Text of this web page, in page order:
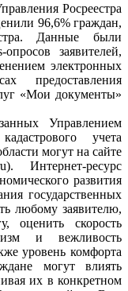
Росреестра
96,6% граждан,
Данные были
заявителей,
электронных
предоставления
«Мои документы»
Управлением
учета
могут на сайте
Интернет-ресурс
развития
государственных
любому заявителю,
оценить скорость
и вежливость
уровень комфорта
могут влиять
их в конкретном